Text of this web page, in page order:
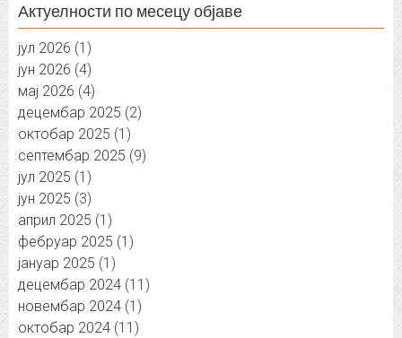
Актуелности по месецу објаве
јул 2026 (1)
јун 2026 (4)
мај 2026 (4)
децембар 2025 (2)
октобар 2025 (1)
септембар 2025 (9)
јул 2025 (1)
јун 2025 (3)
април 2025 (1)
фебруар 2025 (1)
јануар 2025 (1)
децембар 2024 (11)
новембар 2024 (1)
октобар 2024 (11)